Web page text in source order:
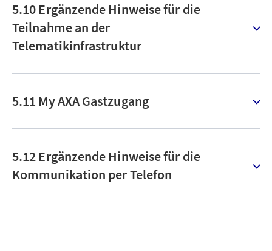
5.10 Ergänzende Hinweise für die
Teilnahme an der
Telematikinfrastruktur
5.11 My AXA Gastzugang
5.12 Ergänzende Hinweise für die
Kommunikation per Telefon